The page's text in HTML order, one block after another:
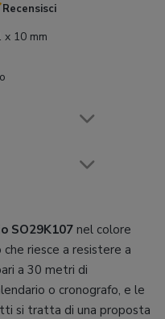
Recensisci
x 10 mm
SO29K107 nel colore
riesce a resistere a
a 30 metri di
o cronografo, e le
si tratta di una proposta